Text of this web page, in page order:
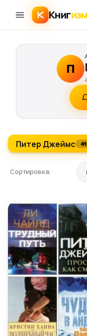
Книгизм
П
Питер Джеймс
Сортировка: